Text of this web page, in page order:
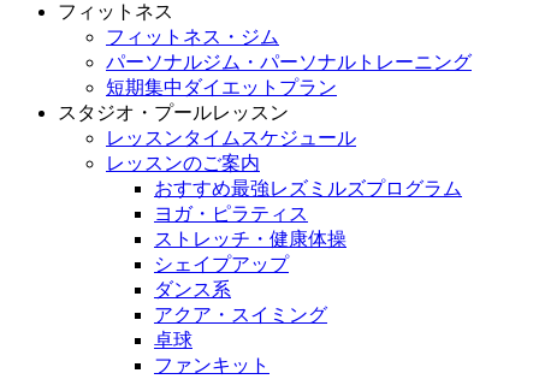
フィットネス
フィットネス・ジム
パーソナルジム・パーソナルトレーニング
短期集中ダイエットプラン
スタジオ・プールレッスン
レッスンタイムスケジュール
レッスンのご案内
おすすめ最強レズミルズプログラム
ヨガ・ピラティス
ストレッチ・健康体操
シェイプアップ
ダンス系
アクア・スイミング
卓球
ファンキット